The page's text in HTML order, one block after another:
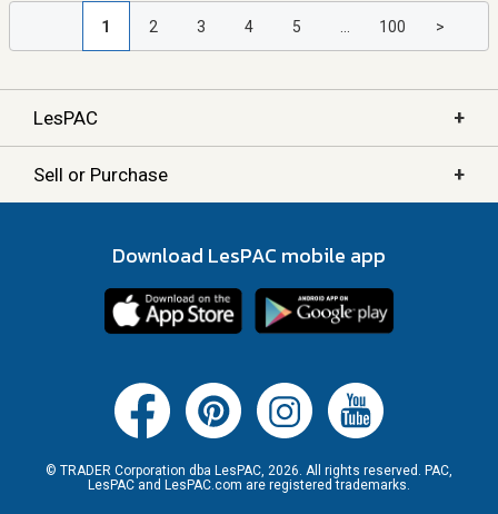
1 2 3 4 5 100 >
LesPAC +
Sell or Purchase +
Download LesPAC mobile app
© TRADER Corporation dba LesPAC, 2026. All rights reserved. PAC,
LesPAC and LesPAC.com are registered trademarks.